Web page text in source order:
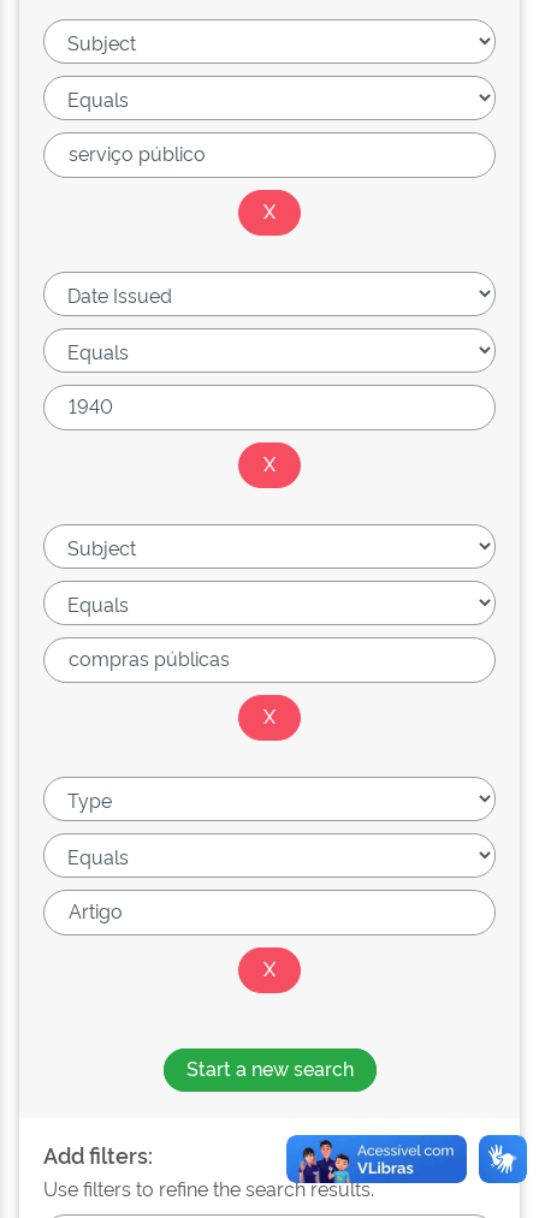
Start a new search
Add filters:
Use filters to refine the search results.